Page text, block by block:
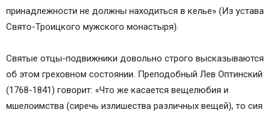
принадлежности не должны находиться в келье» (Из устава
Свято-Троицкого мужского монастыря).
Святые отцы-подвижники довольно строго высказываются
об этом греховном состоянии. Преподобный Лев Оптинский
(1768-1841) говорит: «Что же касается вещелюбия и
мшелоимства (сиречь излишества различных вещей), то сия